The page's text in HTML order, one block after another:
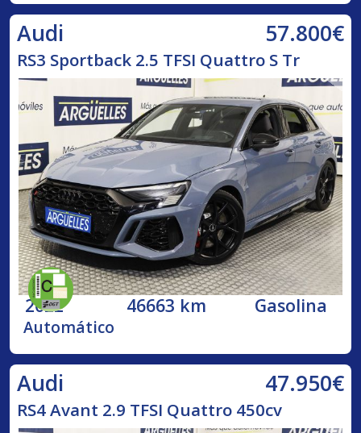
Audi 57.800€
RS3 Sportback 2.5 TFSI Quattro S Tr
2022 46663 km Gasolina
Automático
Audi 47.950€
RS4 Avant 2.9 TFSI Quattro 450cv